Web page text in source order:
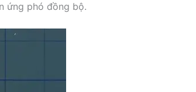
ứng phó đồng bộ.